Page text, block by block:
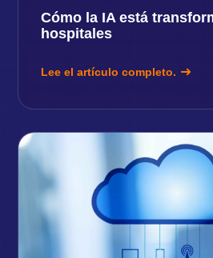
Cómo la IA está
hospitales
Lee el artículo completo.